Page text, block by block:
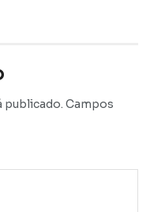
publicado. Campos